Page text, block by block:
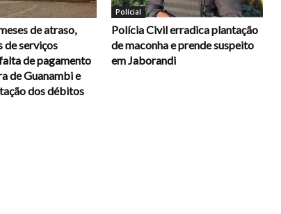
de atraso,
de serviços
de pagamento
de Guanambi e
dos débitos
Polícial
Polícia Civil erradica plantação
de maconha e prende suspeito
em Jaborandi